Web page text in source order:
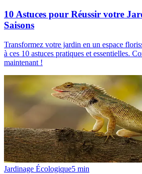
10 Astuces pour Réussir votre
Saisons
Transformez votre jardin en un espace
à ces 10 astuces pratiques et essentielles.
maintenant !
Jardinage Écologique5 min